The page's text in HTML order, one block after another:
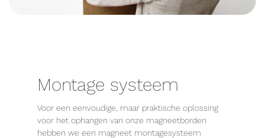
Montage systeem
Voor een eenvoudige, maar praktische oplossing
voor het ophangen van onze magneetborden
hebben we een magneet montagesysteem